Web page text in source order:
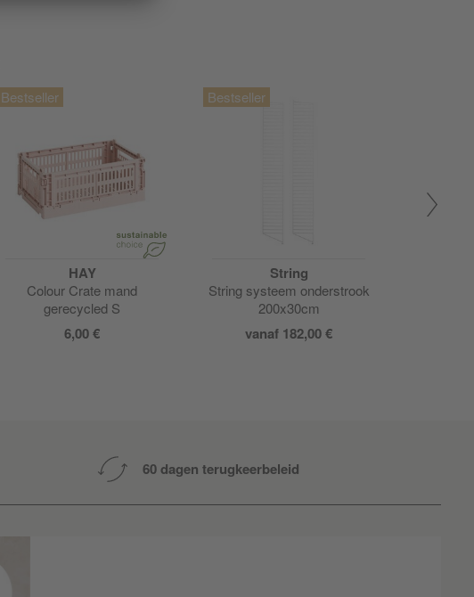
HAY
Colour Crate mand
gerecycled S
6,00 €
String
String systeem onderstrook
200x30cm
vanaf 182,00 €
60 dagen terugkeerbeleid